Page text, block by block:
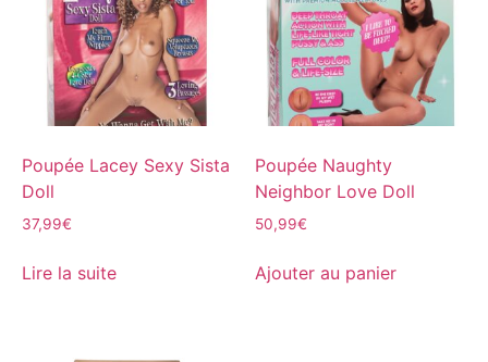
Poupée Lacey Sexy Sista
Doll
37,99€
Lire la suite
Poupée Naughty
Neighbor Love Doll
50,99€
Ajouter au panier